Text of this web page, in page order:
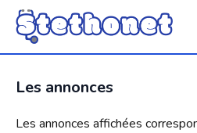
Les annonces
Les annonces affichées